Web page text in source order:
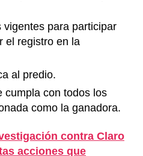
para participar
el registro en la
al predio.
cumpla con todos los
como la ganadora.
contra Claro
acciones que